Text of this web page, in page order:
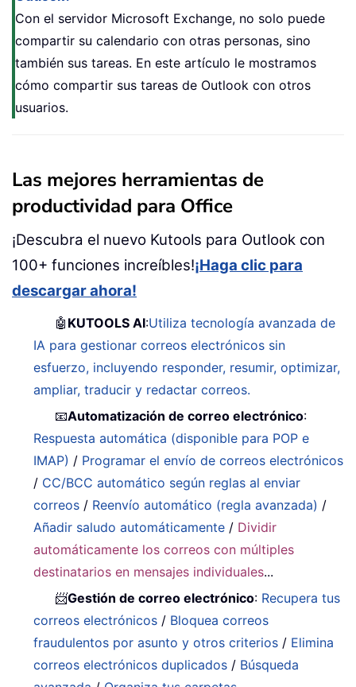
Con el servidor Microsoft Exchange, no solo puede
compartir su calendario con otras personas, sino
también sus tareas. En este artículo le mostramos
cómo compartir sus tareas de Outlook con otros
usuarios.
Las mejores herramientas de
productividad para Office
¡Descubra el nuevo Kutools para Outlook con
100+ funciones increíbles!¡Haga clic para
descargar ahora!
🤖 KUTOOLS AI:Utiliza tecnología avanzada de
IA para gestionar correos electrónicos sin
esfuerzo, incluyendo responder, resumir, optimizar,
ampliar, traducir y redactar correos.
📧Automatización de correo electrónico:
Respuesta automática (disponible para POP e
IMAP) / Programar el envío de correos electrónicos
/ CC/BCC automático según reglas al enviar
correos / Reenvío automático (regla avanzada) /
Añadir saludo automáticamente / Dividir
automáticamente los correos con múltiples
destinatarios en mensajes individuales...
📨Gestión de correo electrónico: Recupera tus
correos electrónicos / Bloquea correos
fraudulentos por asunto y otros criterios / Elimina
correos electrónicos duplicados / Búsqueda